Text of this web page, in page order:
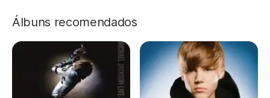
Álbuns recomendados